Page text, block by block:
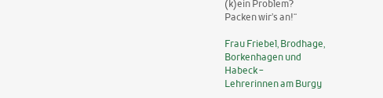
(k)ein Problem?
Packen wir’s an!“
Frau Friebel, Brodhage,
Borkenhagen und
Habeck -
Lehrerinnen am Burgy